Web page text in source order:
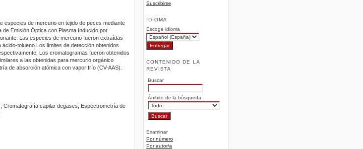
Suscribirse
IDIOMA
Escoge idioma
CONTENIDO DE LA
REVISTA
Buscar
Ámbito de la búsqueda
Examinar
Por número
Por autor/a
especies de mercurio en tejido de peces mediante
Emisión Óptica con Plasma Inducido por
Las especies de mercurio fueron extraídas
tolueno.Los límites de detección obtenidos
Los cromatogramas fueron obtenidos
a las obtenidas para mercurio orgánico
de absorción atómica con vapor frío (CV-AAS).
Cromatografía capilar degases; Espectrometría de